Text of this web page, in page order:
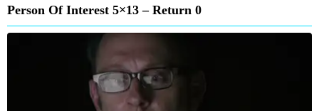
Person Of Interest 5×13 – Return 0